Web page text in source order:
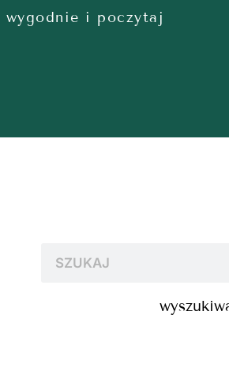
wygodnie i poczytaj